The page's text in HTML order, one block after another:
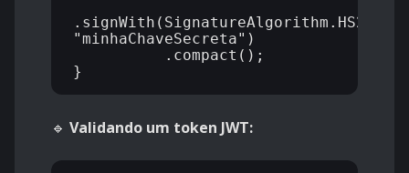
.signWith(SignatureAlgorithm.HS256,
"minhaChaveSecreta")
.compact();
🔹 Validando um token JWT: